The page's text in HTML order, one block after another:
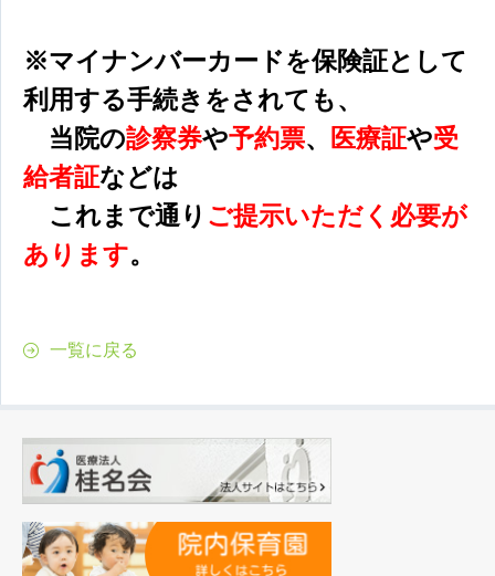
※マイナンバーカードを保険証として
利用する手続きをされても、
当院の診察券や予約票、 医療証や受
給者証などは
これまで通り ご提示いただく必要が
あります。
一覧に戻る